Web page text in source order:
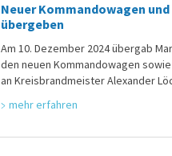
Neuer Kommandowagen
übergeben
Am 10. Dezember 2024 übergab
den neuen Kommandowagen
an Kreisbrandmeister Alexander
mehr erfahren